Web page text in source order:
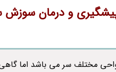
و درمان سوزش
مختلف سر می باشد اما